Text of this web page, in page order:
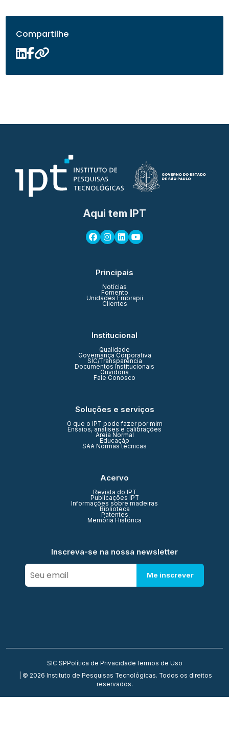
Compartilhe
Aqui tem IPT
Principais
Notícias
Fomento
Unidades Embrapii
Clientes
Institucional
Qualidade
Governança Corporativa
SIC/Transparência
Documentos Institucionais
Ouvidoria
Fale Conosco
Soluções e serviços
O que o IPT pode fazer por mim
Ensaios, análises e calibrações
Areia Normal
Educação
SAA Normas técnicas
Acervo
Revista do IPT
Publicações IPT
Informações sobre madeiras
Biblioteca
Patentes
Memória Histórica
Inscreva-se na nossa newsletter
Me inscrever
SIC SP Política de PrivacidadeTermos de Uso
| © 2026 Instituto de Pesquisas Tecnológicas. Todos os direitos
reservados.